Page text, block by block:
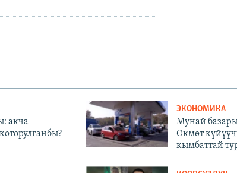
акча
ЭКОНОМИКА
Мунай
Өкмөт
кымбаттай